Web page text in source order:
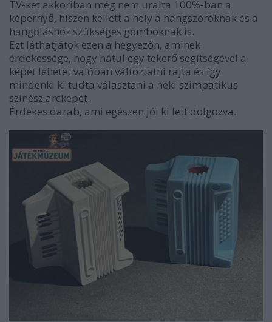
TV-ket akkoriban még nem uralta 100%-ban a
képernyő, hiszen kellett a hely a hangszóróknak és a
hangoláshoz szükséges gomboknak is.
Ezt láthatjátok ezen a hegyezőn, aminek
érdekessége, hogy hátul egy tekerő segítségével a
képet lehetet valóban változtatni rajta és így
mindenki ki tudta választani a neki szimpatikus
színész arcképét.
Érdekes darab, ami egészen jól ki lett dolgozva.